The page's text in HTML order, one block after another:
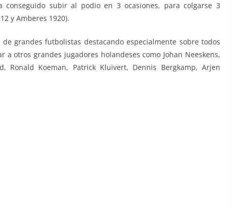
conseguido subir al podio en 3 ocasiones, para colgarse 3
y Amberes 1920).
grandes futbolistas destacando especialmente sobre todos
otros grandes jugadores holandeses como Johan Neeskens,
Ronald Koeman, Patrick Kluivert, Dennis Bergkamp, Arjen